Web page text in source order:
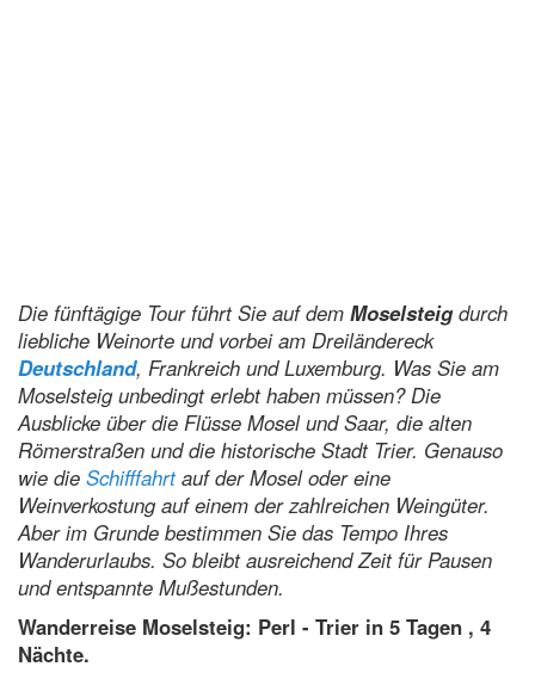
Die fünftägige Tour führt Sie auf dem Moselsteigdurch
liebliche Weinorte und vorbei am Dreiländereck
Deutschland, Frankreich und Luxemburg. Was Sie am
Moselsteig unbedingt erlebt haben müssen? Die
Ausblicke über die Flüsse Mosel und Saar, die alten
Römerstraßen und die historische Stadt Trier. Genauso
wie die Schifffahrtauf der Mosel oder eine
Weinverkostung auf einem der zahlreichen Weingüter.
Aber im Grunde bestimmen Sie das Tempo Ihres
Wanderurlaubs. So bleibt ausreichend Zeit für Pausen
und entspannte Mußestunden.
Wanderreise Moselsteig: Perl - Trier in 5 Tagen , 4
Nächte.